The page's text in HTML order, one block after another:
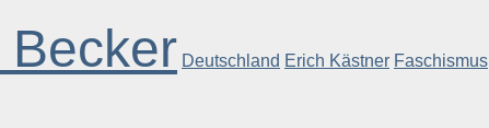
Becker Deutschland Erich Kästner Faschismus